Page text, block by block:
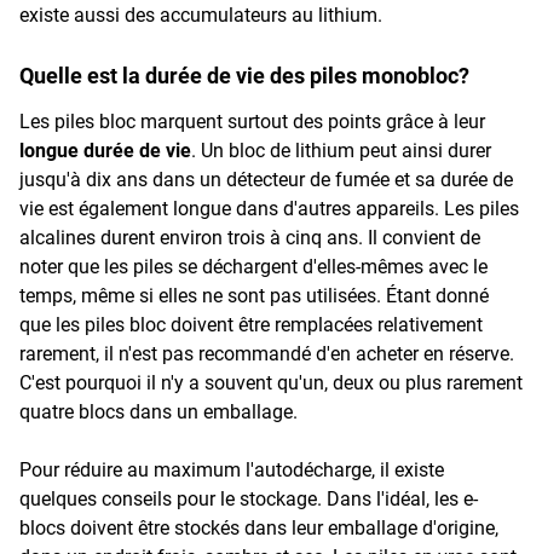
existe aussi des accumulateurs au lithium.
Quelle est la durée de vie des piles monobloc?
Les piles bloc marquent surtout des points grâce à leur
longue durée de vie. Un bloc de lithium peut ainsi durer
jusqu'à dix ans dans un détecteur de fumée et sa durée de
vie est également longue dans d'autres appareils. Les piles
alcalines durent environ trois à cinq ans. Il convient de
noter que les piles se déchargent d'elles-mêmes avec le
temps, même si elles ne sont pas utilisées. Étant donné
que les piles bloc doivent être remplacées relativement
rarement, il n'est pas recommandé d'en acheter en réserve.
C'est pourquoi il n'y a souvent qu'un, deux ou plus rarement
quatre blocs dans un emballage.
Pour réduire au maximum l'autodécharge, il existe
quelques conseils pour le stockage. Dans l'idéal, les e-
blocs doivent être stockés dans leur emballage d'origine,